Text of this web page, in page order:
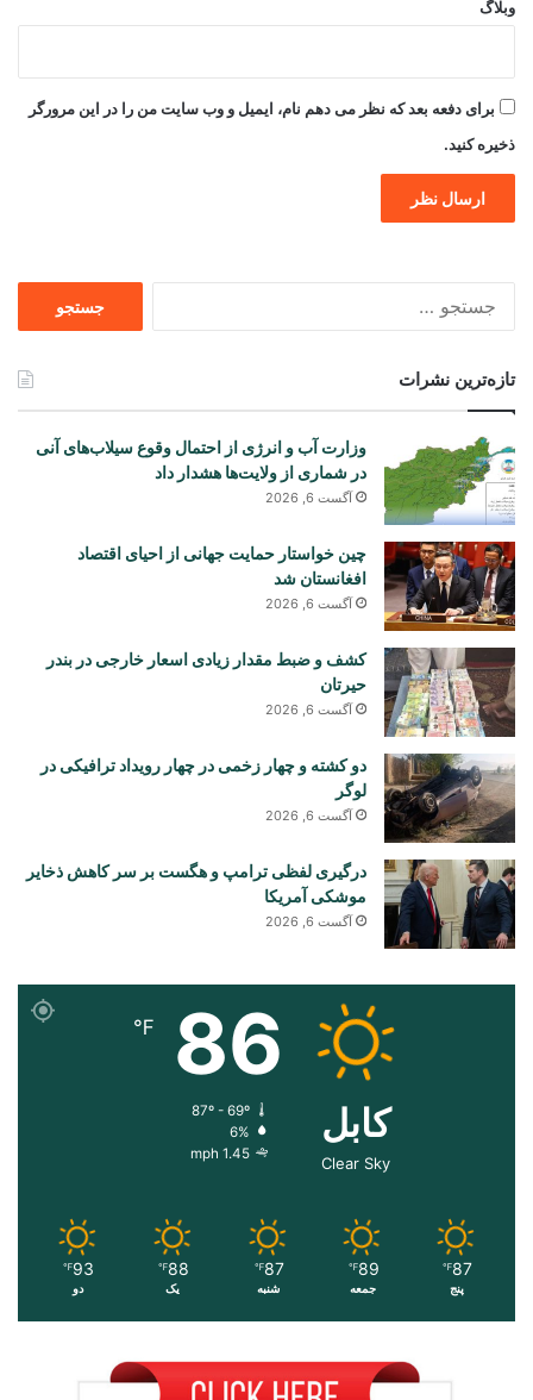
وبلاگ
برای دفعه بعد که نظر می دهم نام، ایمیل و وب سایت من را در این مرورگر
ذخیره کنید.
تازه‌ترین نشرات
وزارت آب و انرژی از احتمال وقوع سیلاب‌های آنی
در شماری از ولایت‌ها هشدار داد
آگست 6, 2026
چین خواستار حمایت جهانی از احیای اقتصاد
افغانستان شد
آگست 6, 2026
کشف و ضبط مقدار زیادی اسعار خارجی در بندر
حیرتان
آگست 6, 2026
دو کشته و چهار زخمی در چهار رویداد ترافیکی در
لوگر
آگست 6, 2026
درگیری لفظی ترامپ و هگست بر سر کاهش ذخایر
موشکی آمریکا
آگست 6, 2026
کابل
Clear Sky
86
℉
87º - 69º
6%
1.45 mph
87
℉
پنج
89
℉
جمعه
87
℉
شنبه
88
℉
یک
93
℉
دو